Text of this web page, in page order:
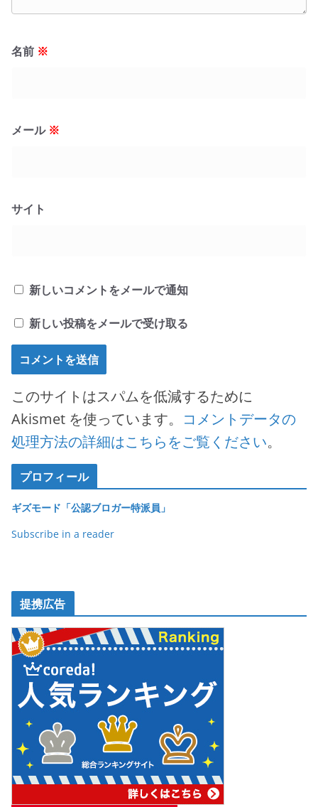
名前 ※
メール ※
サイト
新しいコメントをメールで通知
新しい投稿をメールで受け取る
このサイトはスパムを低減するために
Akismet を使っています。 コメントデータの
処理方法の詳細はこちらをご覧ください。
プロフィール
ギズモード「公認ブロガー特派員」
Subscribe in a reader
提携広告